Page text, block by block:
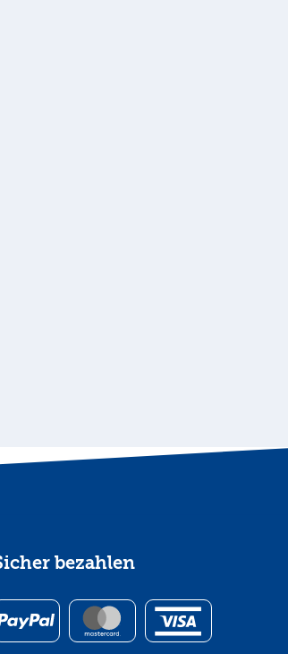
bezahlen